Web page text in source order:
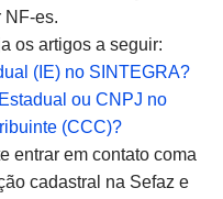
NF-es.
os artigos a seguir:
(IE) no SINTEGRA?
ou CNPJ no
(CCC)?
entrar em contato coma
cadastral na Sefaz e